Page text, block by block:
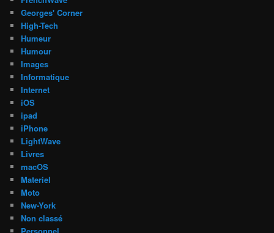
Georges' Corner
High-Tech
Humeur
Humour
Images
Informatique
Internet
iOS
ipad
iPhone
LightWave
Livres
macOS
Materiel
Moto
New-York
Non classé